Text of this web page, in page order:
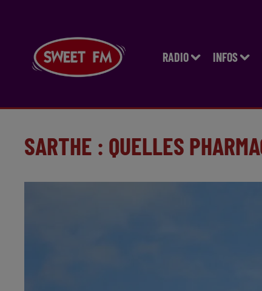
RADIO INFOS
SARTHE : QUELLES